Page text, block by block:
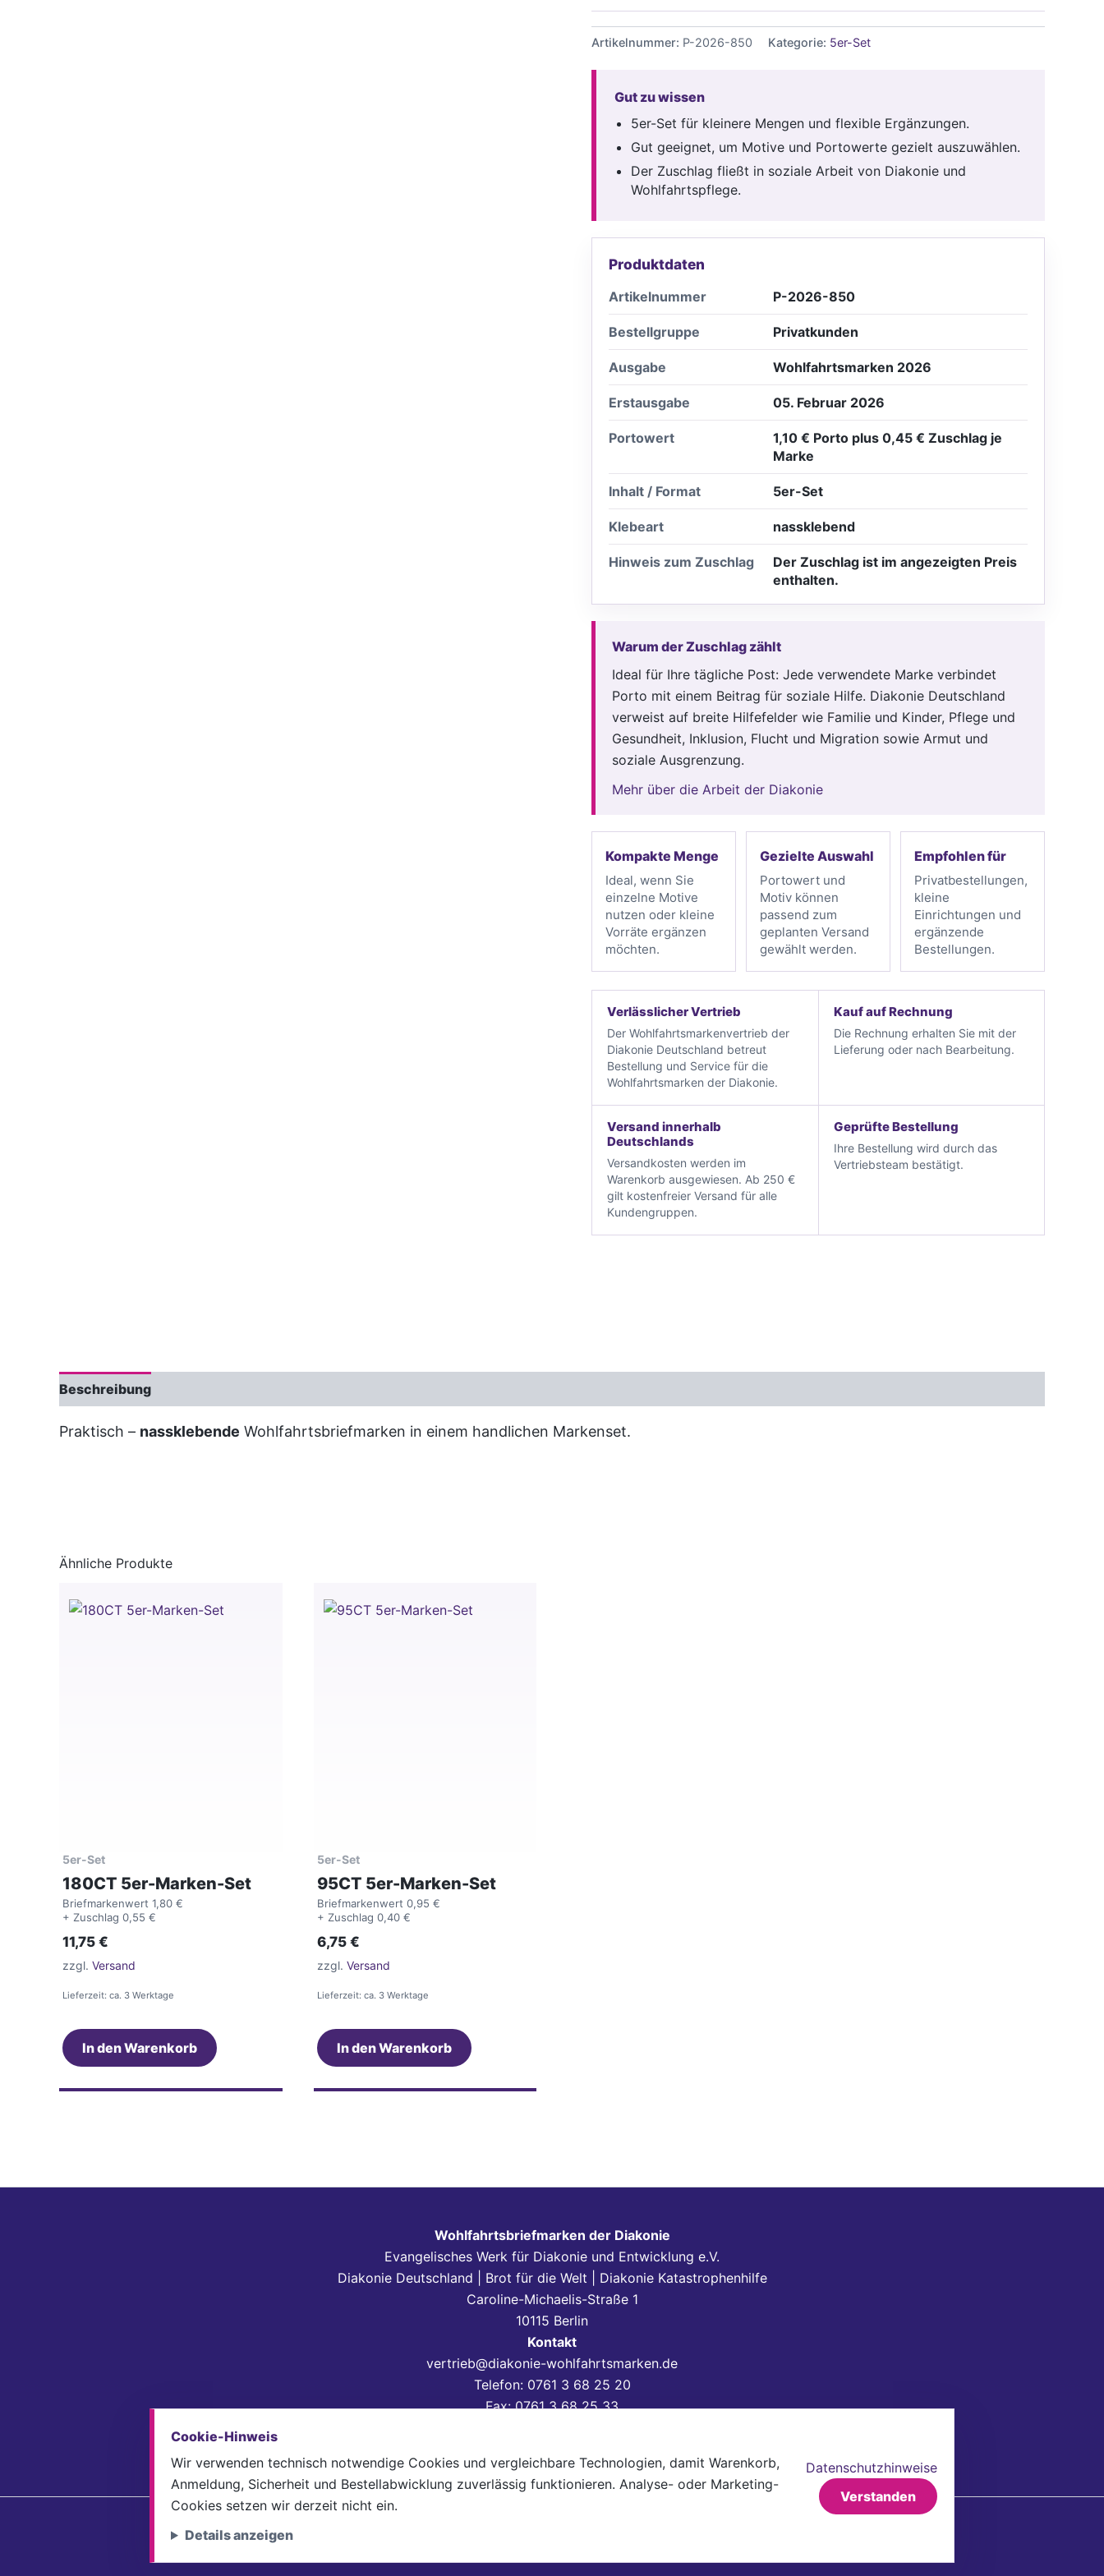
Menge
Artikelnummer: P-2026-850 Kategorie: 5er-Set
Gut zu wissen
5er-Set für kleinere Mengen und flexible Ergänzungen.
Gut geeignet, um Motive und Portowerte gezielt auszuwählen.
Der Zuschlag fließt in soziale Arbeit von Diakonie und
Wohlfahrtspflege.
Produktdaten
Artikelnummer P-2026-850
Bestellgruppe Privatkunden
Ausgabe Wohlfahrtsmarken 2026
Erstausgabe 05. Februar 2026
Portowert
1,10 € Porto plus 0,45 € Zuschlag je
Marke
Inhalt / Format 5er-Set
Klebeart nassklebend
Hinweis zum Zuschlag
Der Zuschlag ist im angezeigten Preis
enthalten.
Warum der Zuschlag zählt
Ideal für Ihre tägliche Post: Jede verwendete Marke verbindet
Porto mit einem Beitrag für soziale Hilfe. Diakonie Deutschland
verweist auf breite Hilfefelder wie Familie und Kinder, Pflege und
Gesundheit, Inklusion, Flucht und Migration sowie Armut und
soziale Ausgrenzung.
Mehr über die Arbeit der Diakonie
Kompakte Menge
Ideal, wenn Sie
einzelne Motive
nutzen oder kleine
Vorräte ergänzen
möchten.
Gezielte Auswahl
Portowert und
Motiv können
passend zum
geplanten Versand
gewählt werden.
Empfohlen für
Privatbestellungen,
kleine
Einrichtungen und
ergänzende
Bestellungen.
Verlässlicher Vertrieb
Der Wohlfahrtsmarkenvertrieb der
Diakonie Deutschland betreut
Bestellung und Service für die
Wohlfahrtsmarken der Diakonie.
Kauf auf Rechnung
Die Rechnung erhalten Sie mit der
Lieferung oder nach Bearbeitung.
Versand innerhalb
Deutschlands
Versandkosten werden im
Warenkorb ausgewiesen. Ab 250 €
gilt kostenfreier Versand für alle
Kundengruppen.
Geprüfte Bestellung
Ihre Bestellung wird durch das
Vertriebsteam bestätigt.
Beschreibung
Praktisch – nassklebende Wohlfahrtsbriefmarken in einem handlichen Markenset.
Ähnliche Produkte
5er-Set
180CT 5er-Marken-Set
Briefmarkenwert 1,80 €
+ Zuschlag 0,55 €
11,75 €
zzgl. Versand
Lieferzeit: ca. 3 Werktage
In den Warenkorb
5er-Set
95CT 5er-Marken-Set
Briefmarkenwert 0,95 €
+ Zuschlag 0,40 €
6,75 €
zzgl. Versand
Lieferzeit: ca. 3 Werktage
In den Warenkorb
Wohlfahrtsbriefmarken der Diakonie
Evangelisches Werk für Diakonie und Entwicklung e.V.
Diakonie Deutschland | Brot für die Welt | Diakonie Katastrophenhilfe
Caroline-Michaelis-Straße 1
10115 Berlin
Kontakt
vertrieb@diakonie-wohlfahrtsmarken.de
Telefon: 0761 3 68 25 20
Fax: 0761 3 68 25 33
Cookie-Hinweis
Wir verwenden technisch notwendige Cookies und vergleichbare Technologien, damit Warenkorb,
Anmeldung, Sicherheit und Bestellabwicklung zuverlässig funktionieren. Analyse- oder Marketing-
Cookies setzen wir derzeit nicht ein.
Details anzeigen
Datenschutzhinweise
Verstanden